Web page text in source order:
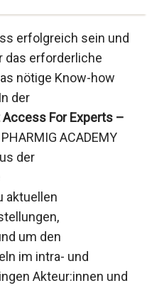
erfolgreich sein und
das erforderliche
nötige Know-how
der
Access For Experts –
ACADEMY
der
aktuellen
um den
im intra- und
Akteur:innen und